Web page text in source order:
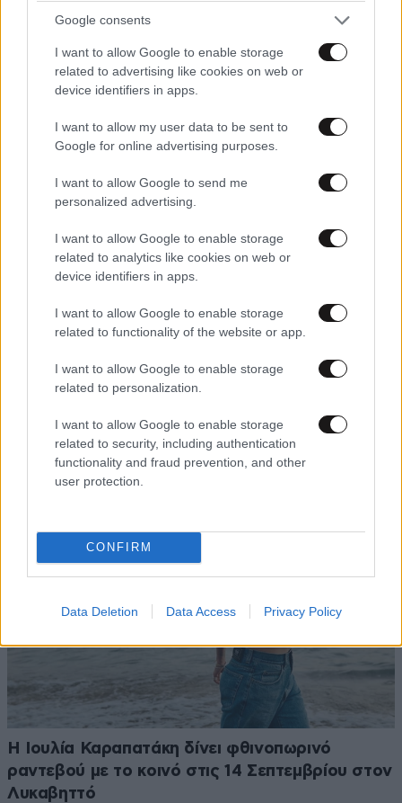
Google consents
I want to allow Google to enable storage
related to advertising like cookies on web or
device identifiers in apps.
I want to allow my user data to be sent to
Google for online advertising purposes.
I want to allow Google to send me
personalized advertising.
I want to allow Google to enable storage
related to analytics like cookies on web or
device identifiers in apps.
I want to allow Google to enable storage
related to functionality of the website or app.
I want to allow Google to enable storage
related to personalization.
I want to allow Google to enable storage
related to security, including authentication
functionality and fraud prevention, and other
user protection.
CONFIRM
Data Deletion Data Access Privacy Policy
Χατζηφραγκέτα the band: Μια μεγάλη συναυλία
σε προσκαλεί για μία χαλαρή έξοδο
Η Ιουλία Καραπατάκη δίνει φθινοπωρινό
ραντεβού με το κοινό στις 14 Σεπτεμβρίου στον
Λυκαβηττό